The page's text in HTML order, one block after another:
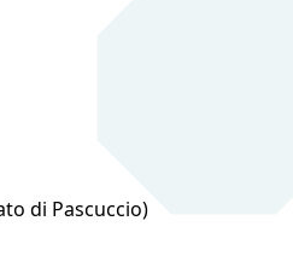
di Pascuccio)